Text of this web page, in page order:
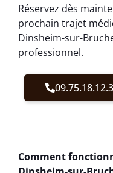
Réservez dès
prochain trajet
Dinsheim-sur-
professionnel.
Comment